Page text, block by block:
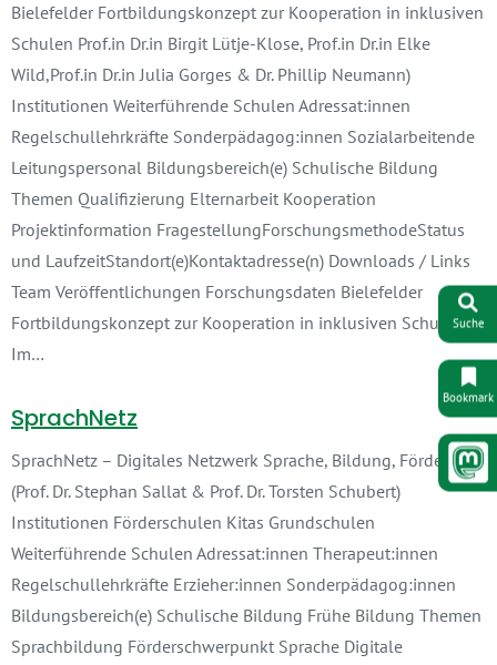
Bielefelder Fortbildungskonzept zur Kooperation in inklusiven
Schulen Prof.in Dr.in Birgit Lütje-Klose, Prof.in Dr.in Elke
Wild,Prof.in Dr.in Julia Gorges & Dr. Phillip Neumann)
Institutionen Weiterführende Schulen Adressat:innen
Regelschullehrkräfte Sonderpädagog:innen Sozialarbeitende
Leitungspersonal Bildungsbereich(e) Schulische Bildung
Themen Qualifizierung Elternarbeit Kooperation
Projektinformation FragestellungForschungsmethodeStatus
und LaufzeitStandort(e)Kontaktadresse(n) Downloads / Links
Team Veröffentlichungen Forschungsdaten Bielefelder
Fortbildungskonzept zur Kooperation in inklusiven Schulen
Im…
SprachNetz
SprachNetz – Digitales Netzwerk Sprache, Bildung, Förderung
(Prof. Dr. Stephan Sallat & Prof. Dr. Torsten Schubert)
Institutionen Förderschulen Kitas Grundschulen
Weiterführende Schulen Adressat:innen Therapeut:innen
Regelschullehrkräfte Erzieher:innen Sonderpädagog:innen
Bildungsbereich(e) Schulische Bildung Frühe Bildung Themen
Sprachbildung Förderschwerpunkt Sprache Digitale
Suche
Bookmark